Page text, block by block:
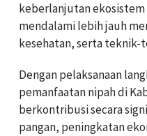
keberlanjutan
mendalami lebih jauh
kesehatan, serta teknik-
Dengan pelaksanaan
pemanfaatan nipah di
berkontribusi secara
pangan, peningkatan